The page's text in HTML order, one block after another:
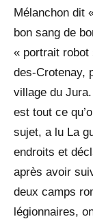
Mélanchon dit
bon sang de
« portrait robot
des-Crotenay,
village du
est tout ce
sujet, a lu La
endroits et
après avoir
deux camps
légionnaires,